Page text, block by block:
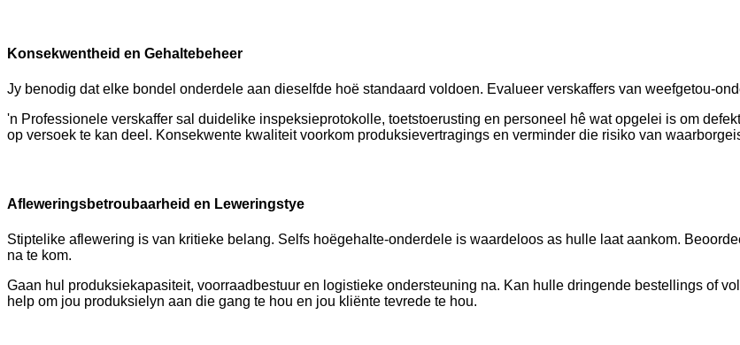
Konsekwentheid en Gehaltebeheer
Jy benodig dat elke bondel onderdele aan dieselfde hoë standaard voldoen. Evalueer verskaffers van weefgetou-
'n Professionele verskaffer sal duidelike inspeksieprotokolle, toetstoerusting en personeel hê wat opgelei is om
op versoek te kan deel. Konsekwente kwaliteit voorkom produksievertragings en verminder die risiko van
Afleweringsbetroubaarheid en Leweringstye
Stiptelike aflewering is van kritieke belang. Selfs hoëgehalte-onderdele is waardeloos as hulle laat aankom.
na te kom.
Gaan hul produksiekapasiteit, voorraadbestuur en logistieke ondersteuning na. Kan hulle dringende bestellings of
help om jou produksielyn aan die gang te hou en jou kliënte tevrede te hou.